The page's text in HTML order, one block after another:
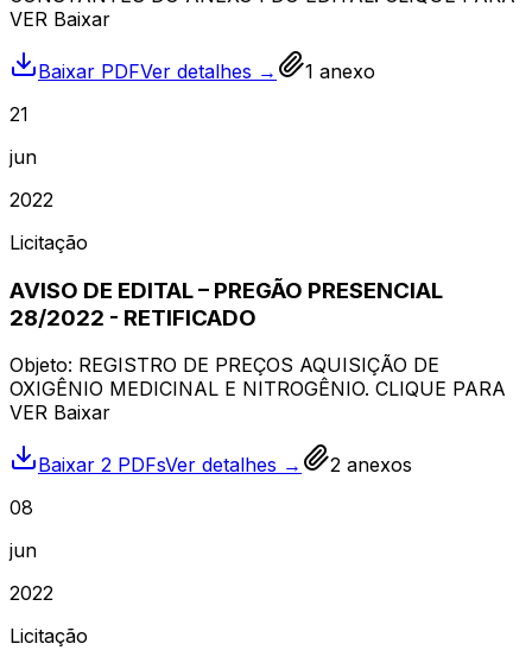
VER Baixar
Baixar PDFVer detalhes → 1 anexo
21
jun
2022
Licitação
AVISO DE EDITAL – PREGÃO PRESENCIAL
28/2022 - RETIFICADO
Objeto: REGISTRO DE PREÇOS AQUISIÇÃO DE
OXIGÊNIO MEDICINAL E NITROGÊNIO. CLIQUE PARA
VER Baixar
Baixar 2 PDFsVer detalhes → 2 anexos
08
jun
2022
Licitação